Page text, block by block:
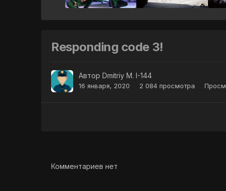
Responding code 3!
АвторDmitriy M. I-144
16 января, 2020 2 084 просмотра
Комментариев нет